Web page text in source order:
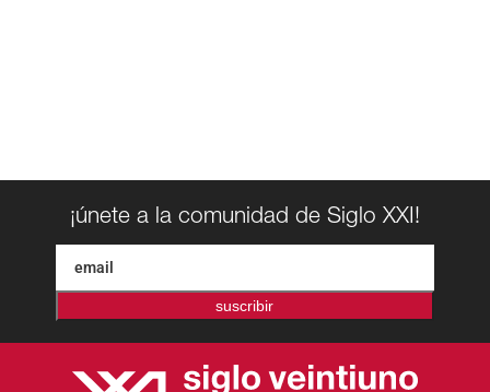
¡únete a la comunidad de Siglo XXI!
suscribir